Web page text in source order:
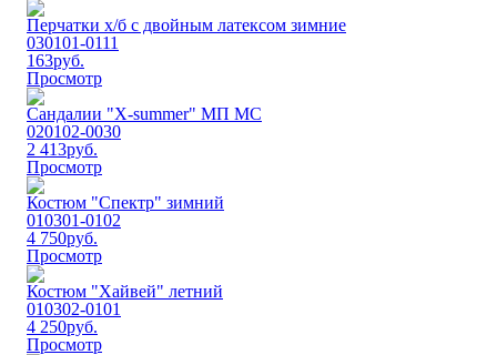
Перчатки х/б с двойным латексом зимние
030101-0111
163руб.
Просмотр
Сандалии "Х-summer" МП МС
020102-0030
2 413руб.
Просмотр
Костюм "Спектр" зимний
010301-0102
4 750руб.
Просмотр
Костюм "Хайвей" летний
010302-0101
4 250руб.
Просмотр